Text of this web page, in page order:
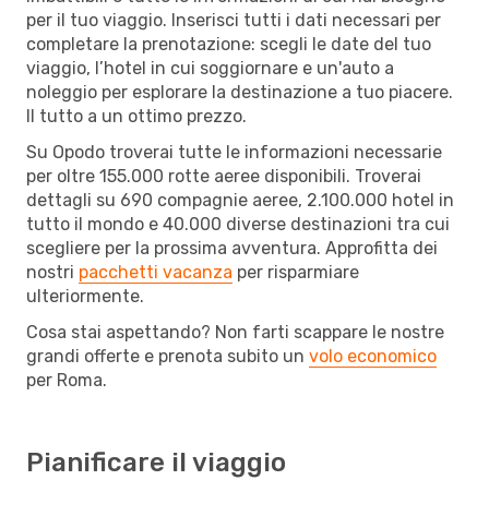
per il tuo viaggio. Inserisci tutti i dati necessari per
completare la prenotazione: scegli le date del tuo
viaggio, l’hotel in cui soggiornare e un'auto a
noleggio per esplorare la destinazione a tuo piacere.
Il tutto a un ottimo prezzo.
Su Opodo troverai tutte le informazioni necessarie
per oltre 155.000 rotte aeree disponibili. Troverai
dettagli su 690 compagnie aeree, 2.100.000 hotel in
tutto il mondo e 40.000 diverse destinazioni tra cui
scegliere per la prossima avventura. Approfitta dei
nostri pacchetti vacanza per risparmiare
ulteriormente.
Cosa stai aspettando? Non farti scappare le nostre
grandi offerte e prenota subito un volo economico
per Roma.
Pianificare il viaggio